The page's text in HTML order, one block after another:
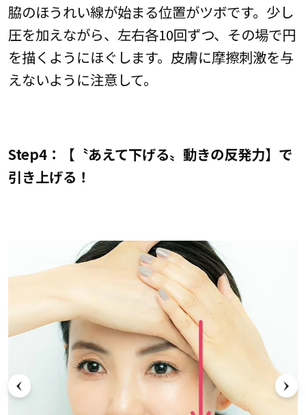
脇のほうれい線が始まる位置がツボです。少し
圧を加えながら、左右各10回ずつ、その場で円
を描くようにほぐします。皮膚に摩擦刺激を与
えないように注意して。
Step4：【〝あえて下げる〟動きの反発力】で
引き上げる！